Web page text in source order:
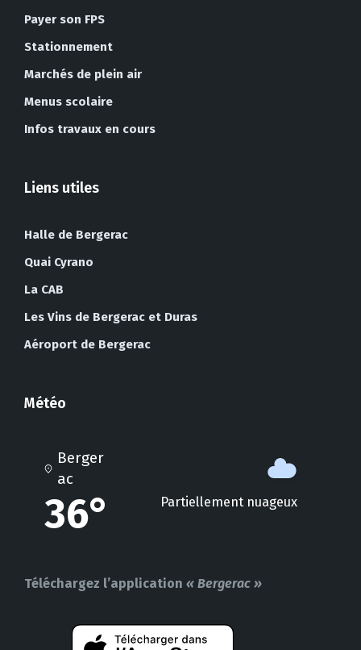
Payer son FPS
Stationnement
Marchés de plein air
Menus scolaire
Infos travaux en cours
Liens utiles
Halle de Bergerac
Quai Cyrano
La CAB
Les Vins de Bergerac et Duras
Aéroport de Bergerac
Météo
Berger
ac
36° Partiellement nuageux
Téléchargez l’application « Bergerac »